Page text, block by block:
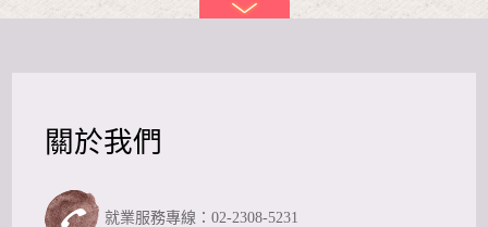
關於我們
就業服務專線：02-2308-5231